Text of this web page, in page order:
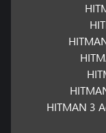
HITMAN 3